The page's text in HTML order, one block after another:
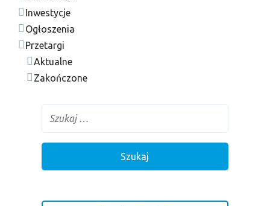
Inwestycje
Ogłoszenia
Przetargi
Aktualne
Zakończone